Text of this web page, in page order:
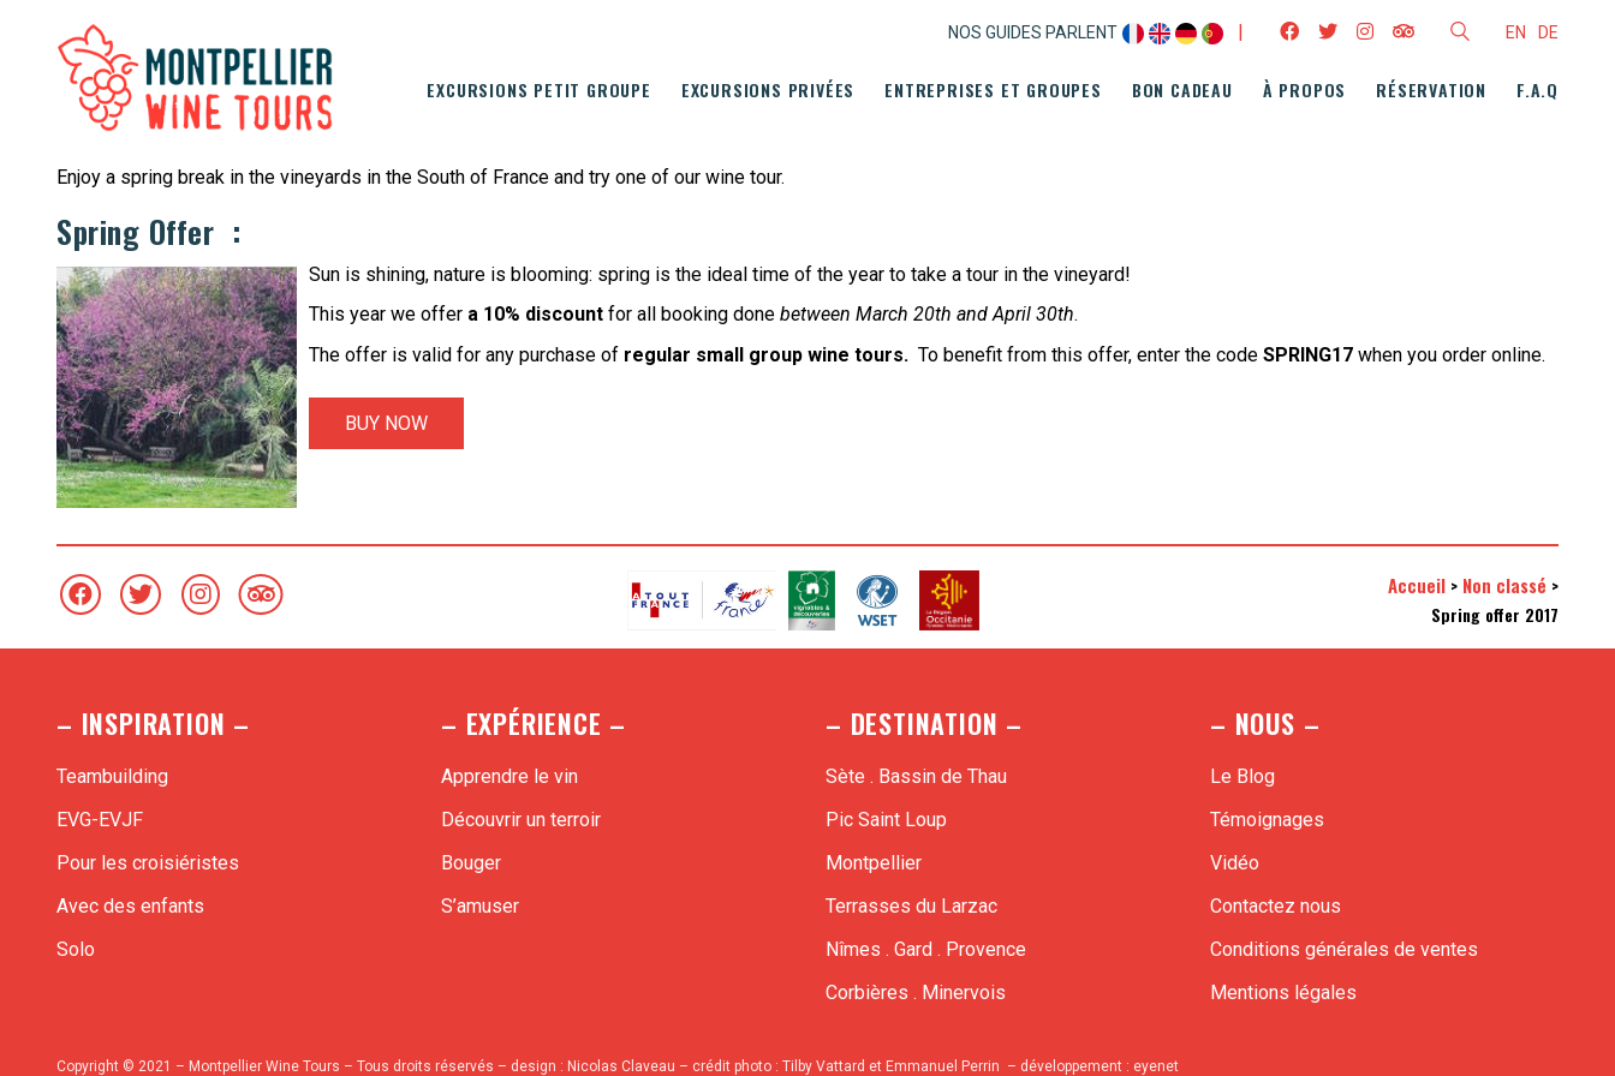
NOS GUIDES PARLENT | EN DE
EXCURSIONS PETIT GROUPE EXCURSIONS PRIVÉES ENTREPRISES ET GROUPES BON CADEAU À PROPOS RÉSERVATION F.A.Q
Enjoy a spring break in the vineyards in the South of France and try one of our wine tour.
Spring Offer :
Sun is shining, nature is blooming: spring is the ideal time of the year to take a tour in the vineyard!
This year we offer a 10% discount for all booking done between March 20th and April 30th.
The offer is valid for any purchase of regular small group wine tours. To benefit from this offer, enter the code SPRING17 when you order online.
BUY NOW
Accueil > Non classé >
Spring offer 2017
– INSPIRATION –
Teambuilding
EVG-EVJF
Pour les croisiéristes
Avec des enfants
Solo
– EXPÉRIENCE –
Apprendre le vin
Découvrir un terroir
Bouger
S’amuser
– DESTINATION –
Sète . Bassin de Thau
Pic Saint Loup
Montpellier
Terrasses du Larzac
Nîmes . Gard . Provence
Corbières . Minervois
– NOUS –
Le Blog
Témoignages
Vidéo
Contactez nous
Conditions générales de ventes
Mentions légales
Copyright © 2021 – Montpellier Wine Tours – Tous droits réservés – design : Nicolas Claveau – crédit photo : Tilby Vattard et Emmanuel Perrin – développement : eyenet